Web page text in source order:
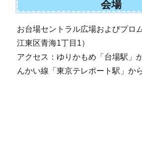
会場
お台場セントラル広場およびプロ
江東区青海1丁目1）
アクセス：ゆりかもめ「台場駅」
んかい線「東京テレポート駅」か